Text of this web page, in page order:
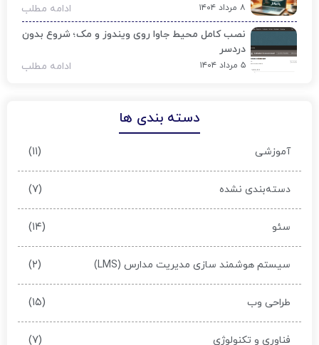
۸ مرداد ۱۴۰۴
ادامه مطلب
نصب کامل محیط جاوا روی ویندوز و مک؛ شروع بدون
دردسر
۵ مرداد ۱۴۰۴ ادامه مطلب
دسته بندی ها
آموزشی (۱۱)
دسته‌بندی نشده (۷)
سئو (۱۴)
سیستم هوشمند سازی مدیریت مدارس (LMS) (۲)
طراحی وب (۱۵)
فناوری و تکنولوژی (۷)